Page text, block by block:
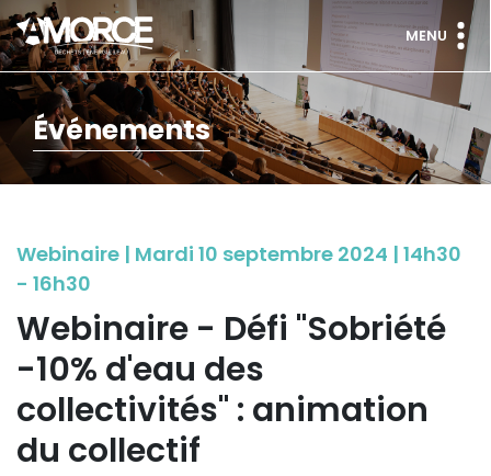
MENU
Événements
Webinaire | Mardi 10 septembre 2024 | 14h30
- 16h30
Webinaire - Défi "Sobriété
-10% d'eau des
collectivités" : animation
du collectif